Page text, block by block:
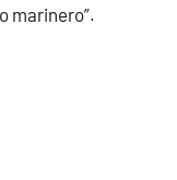
marinero”.